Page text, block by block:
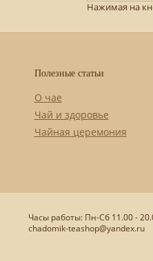
Нажимая на
Полезные статьи
О чае
Чай и здоровье
Чайная церемония
Часы работы: Пн-Сб 11.00 -
chadomik-teashop@yandex.ru